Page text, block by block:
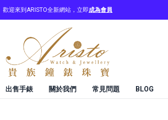
歡迎來到ARISTO全新網站，立即成為會員
出售手錶 關於我們 常見問題 BLOG